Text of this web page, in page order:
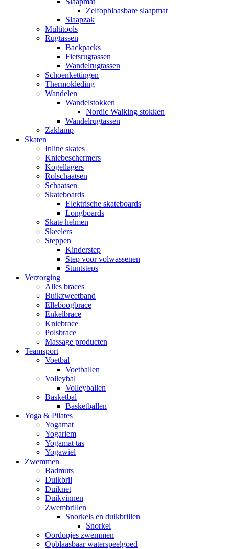
Zelfopblaasbare slaapmat
Slaapzak
Multitools
Rugtassen
Backpacks
Fietsrugtassen
Wandelrugtassen
Schoenkettingen
Thermokleding
Wandelen
Wandelstokken
Nordic Walking stokken
Wandelrugtassen
Zaklamp
Skaten
Inline skates
Kniebeschermers
Kogellagers
Rolschaatsen
Schaatsen
Skateboards
Elektrische skateboards
Longboards
Skate helmen
Skeelers
Steppen
Kinderstep
Step voor volwassenen
Stuntsteps
Verzorging
Alles braces
Buikzweetband
Elleboogbrace
Enkelbrace
Kniebrace
Polsbrace
Massage producten
Teamsport
Voetbal
Voetballen
Volleybal
Volleyballen
Basketbal
Basketballen
Yoga & Pilates
Yogamat
Yogariem
Yogamat tas
Yogawiel
Zwemmen
Badmuts
Duikbril
Duiknet
Duikvinnen
Zwembrillen
Snorkels en duikbrillen
Snorkel
Oordopjes zwemmen
Opblaasbaar waterspeelgoed